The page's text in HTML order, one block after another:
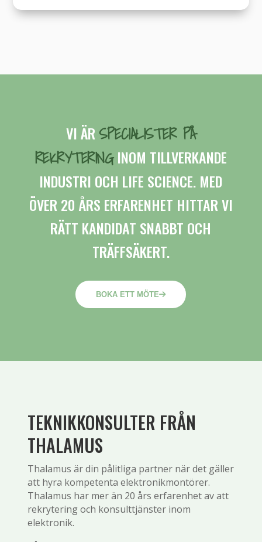
VI ÄR SPECIALISTER PÅ
REKRYTERINGINOM TILLVERKANDE
INDUSTRI OCH LIFE SCIENCE. MED
ÖVER 20 ÅRS ERFARENHET HITTAR VI
RÄTT KANDIDAT SNABBT OCH
TRÄFFSÄKERT.
BOKA ETT MÖTE
TEKNIKKONSULTER FRÅN
THALAMUS
Thalamus är din pålitliga partner när det gäller
att hyra kompetenta elektronikmontörer.
Thalamus har mer än 20 års erfarenhet av att
rekrytering och konsulttjänster inom
elektronik.